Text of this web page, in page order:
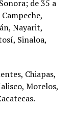
de 35 a
Nayarit,
Sinaloa,
Chiapas,
Morelos,